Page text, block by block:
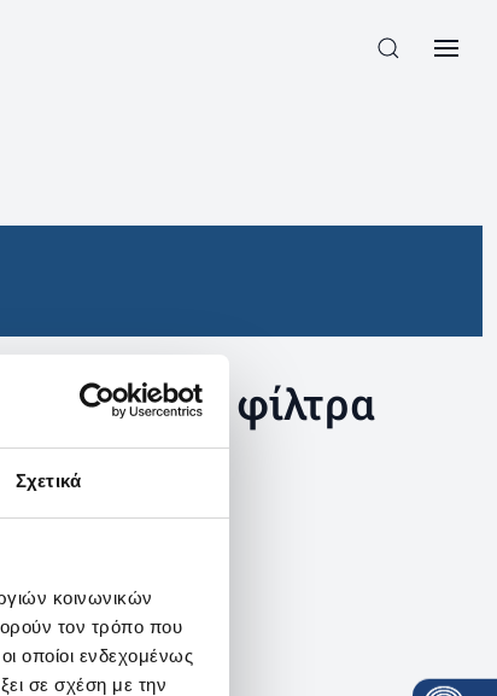
Σχετικά
κοινωνικών
τον τρόπο που
οποίοι ενδεχομένως
σε σχέση με την
φίλτρα